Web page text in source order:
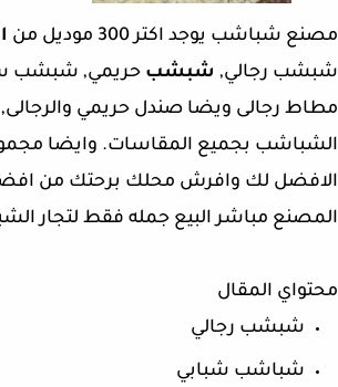
مصنع شباشب يوجد اكتر 300 موديل من
شبشب رجالي, شبشب حريمي, شبشب
مطاط رجالى ويضا صندل حريمي
الشباشب بجميع المقاسات. وايضا
الافضل لك وافرش محلك برحتك من
المصنع مباشرالبيع جمله فقط لتجار
محتواي المقال
شبشب رجالي
شباشب شبابي